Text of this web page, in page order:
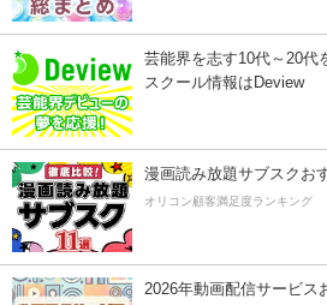
芸能界を志す10代～20代
スクール情報はDeview
漫画読み放題サブスクお
オリコン顧客満足度ランキング
2026年動画配信サービス